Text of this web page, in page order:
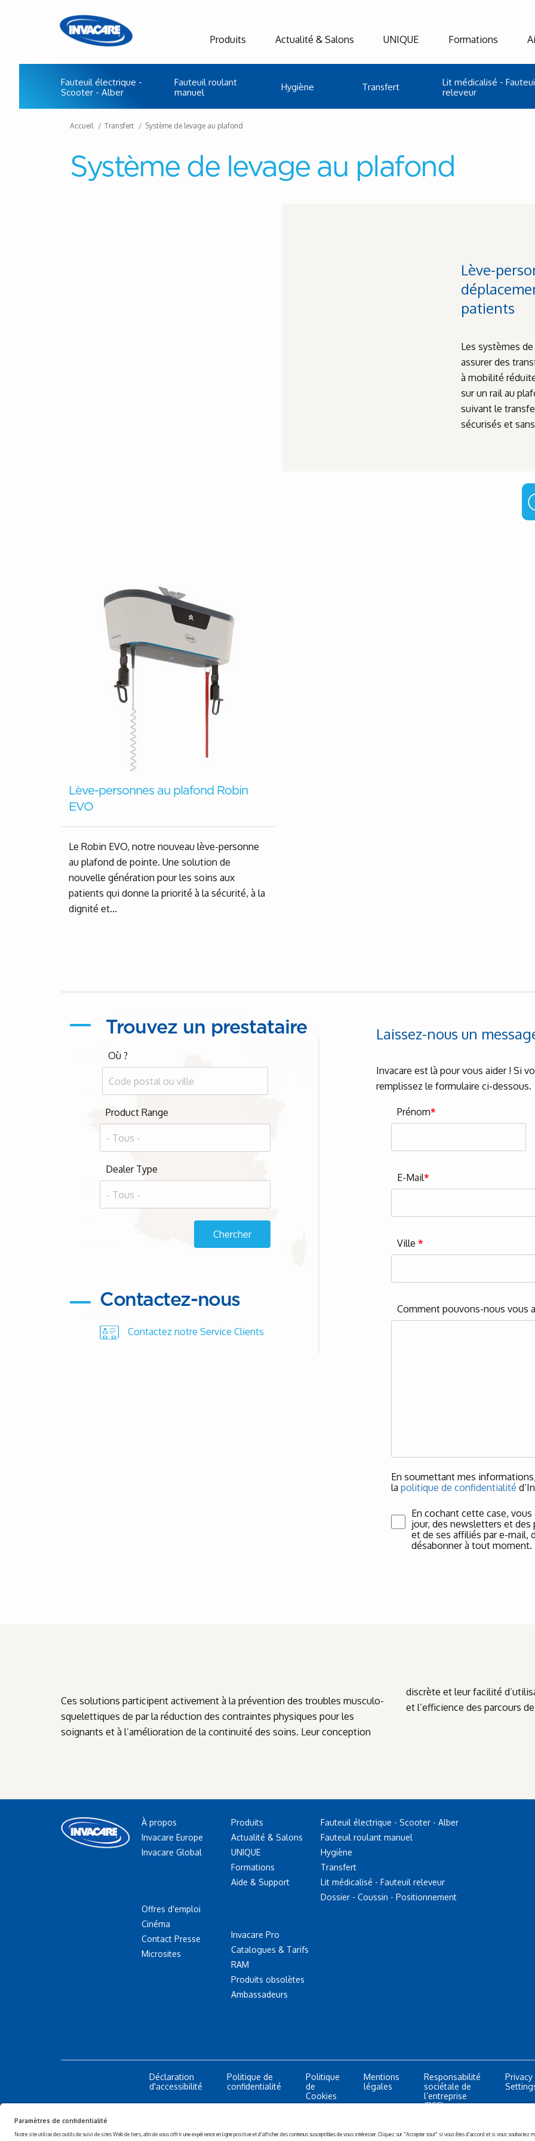
Produits
Fauteuil électrique -
Scooter - Alber
Fauteuil roulant
manuel
Hygiène Transfert
Lit médicalisé -
releveur
Actualité & Salons UNIQUE Formations
Accueil Transfert Système de levage au plafond
Système de levage au plafond
Lève-
patients
Les systèmes
assurer des
à mobilité
sur un rail au
suivant le
sécurisés et
Lève-personnes au plafond Robin
EVO
Le Robin EVO, notre nouveau lève-personne
au plafond de pointe. Une solution de
nouvelle génération pour les soins aux
patients qui donne la priorité à la sécurité, à la
dignité et...
Trouvez un prestataire
Où ?
Product Range
Dealer Type
Contactez-nous
Contactez notre Service Clients
Laissez-nous un
Invacare est là pour vous aider ! Si
remplissez le formulaire ci-dessous.
Prénom*
E-Mail*
Ville *
Comment pouvons-nous vous
En soumettant mes
la politique de confidentialité
En cochant cette case,
jour, des newsletters et des
et de ses affiliés par e-mail,
désabonner à tout moment.
Ces solutions participent activement à la prévention des troubles musculo-
squelettiques de par la réduction des contraintes physiques pour les
soignants et à l’amélioration de la continuité des soins. Leur conception
discrète et leur facilité
et l’efficience des parcours
À propos
Invacare Europe
Invacare Global
Offres d'emploi
Cinéma
Contact Presse
Microsites
Produits
Actualité & Salons
UNIQUE
Formations
Aide & Support
Invacare Pro
Catalogues & Tarifs
RAM
Produits obsolètes
Ambassadeurs
Fauteuil électrique - Scooter - Alber
Fauteuil roulant manuel
Hygiène
Transfert
Lit médicalisé - Fauteuil releveur
Dossier - Coussin - Positionnement
Déclaration
d'accessibilité
Politique de
confidentialité
Politique
de
Cookies
Mentions
légales
Responsabilité
sociétale de
l’entreprise
(RSE)
Privacy
© 2026 Invacare Corporation - All rights reserved.